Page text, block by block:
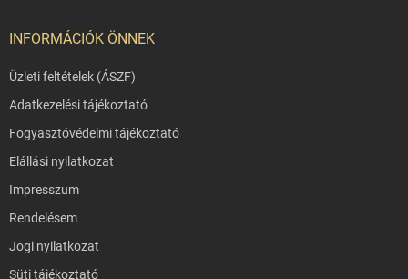
INFORMÁCIÓK ÖNNEK
Üzleti feltételek (ÁSZF)
Adatkezelési tájékoztató
Fogyasztóvédelmi tájékoztató
Elállási nyilatkozat
Impresszum
Rendelésem
Jogi nyilatkozat
Süti tájékoztató